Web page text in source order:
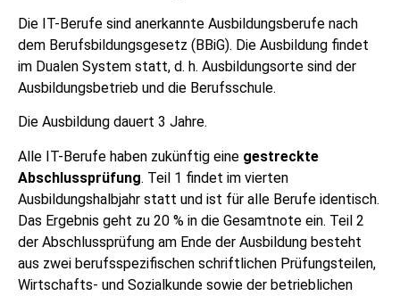
Die IT-Berufe sind anerkannte Ausbildungsberufe nach
dem Berufsbildungsgesetz (BBiG). Die Ausbildung findet
im Dualen System statt, d. h. Ausbildungsorte sind der
Ausbildungsbetrieb und die Berufsschule.
Die Ausbildung dauert 3 Jahre.
Alle IT-Berufe haben zukünftig eine gestreckte
Abschlussprüfung. Teil 1 findet im vierten
Ausbildungshalbjahr statt und ist für alle Berufe identisch.
Das Ergebnis geht zu 20 % in die Gesamtnote ein. Teil 2
der Abschlussprüfung am Ende der Ausbildung besteht
aus zwei berufsspezifischen schriftlichen Prüfungsteilen,
Wirtschafts- und Sozialkunde sowie der betrieblichen